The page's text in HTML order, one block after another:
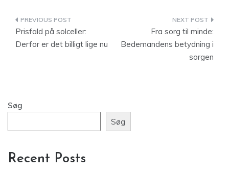
Indlægsnavigation
Prisfald på solceller:
Derfor er det billigt lige nu
Fra sorg til minde:
Bedemandens betydning i
sorgen
Søg
Søg
Recent Posts